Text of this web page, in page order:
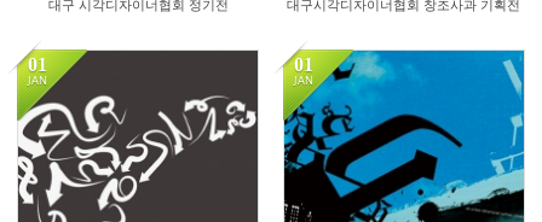
대구 시각디자이너협회 정기전 대구시각디자이너협회 창조사과 기획전
01
JAN
17898
01
JAN
18673